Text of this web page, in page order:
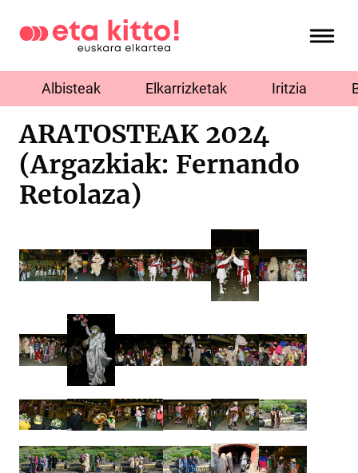
Albisteak Elkarrizketak Iritzia
ARATOSTEAK 2024
(Argazkiak: Fernando
Retolaza)